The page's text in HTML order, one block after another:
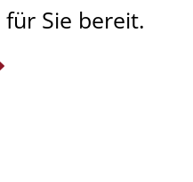
Sie bereit.